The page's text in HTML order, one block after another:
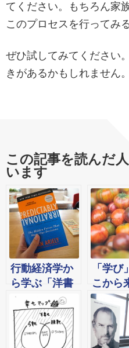
てください。もちろん家
このプロセスを行ってみ
ぜひ試してみてください
きがあるかもしれません。
この記事を読んだ
います
行動経済学か
ら学ぶ「洋書
を使って自分
の成長を促進
させる方法」
→プライミン
「学び
こから